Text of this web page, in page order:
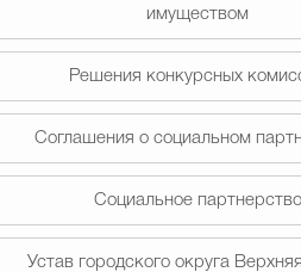
имуществом
Решения конкурсных
Соглашения о социальном
Социальное партнерство
Устав городского округа